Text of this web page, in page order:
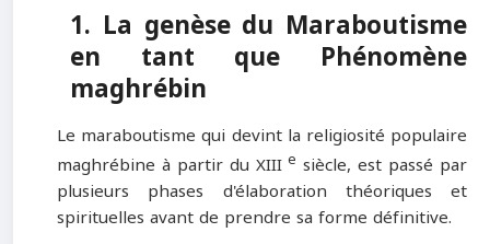
1. La genèse du Maraboutisme
en tant que Phénomène
maghrébin
Le maraboutisme qui devint la religiosité populaire
maghrébine à partir du XIIIe siècle, est passé par
plusieurs phases d'élaboration théoriques et
spirituelles avant de prendre sa forme définitive.